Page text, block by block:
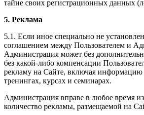
тайне своих регистрационных данных
5. Реклама
5.1. Если иное специально не
соглашением между Пользователем и
Администрация может без
без какой-либо компенсации
рекламу на Сайте, включая
тренингах, курсах и семинарах.
Администрация вправе в любое время
количество рекламы, размещаемой на